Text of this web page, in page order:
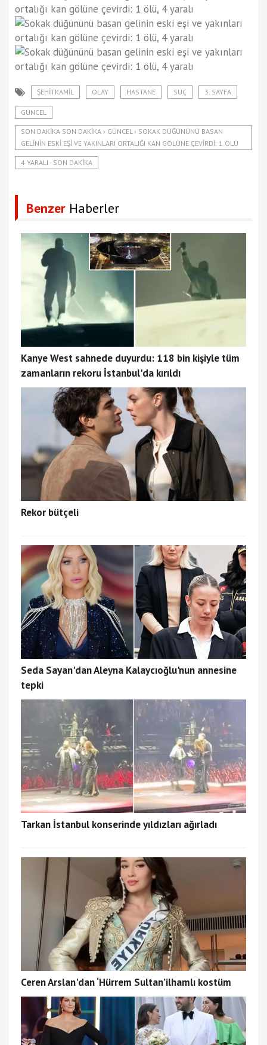
ŞEHITKAMIL OLAY HASTANE SUÇ 3. SAYFA
GÜNCEL
SON DAKIKA SON DAKIKA › GÜNCEL › SOKAK DÜĞÜNÜNÜ BASAN
GELININ ESKI EŞI VE YAKINLARI ORTALIĞI KAN GÖLÜNE ÇEVIRDI: 1 ÖLÜ
4 YARALI - SON DAKIKA
Benzer Haberler
Kanye West sahnede duyurdu: 118 bin kişiyle tüm
zamanların rekoru İstanbul'da kırıldı
Rekor bütçeli
Seda Sayan'dan Aleyna Kalaycıoğlu'nun annesine
tepki
Tarkan İstanbul konserinde yıldızları ağırladı
Ceren Arslan'dan ‘Hürrem Sultan’ilhamlı kostüm